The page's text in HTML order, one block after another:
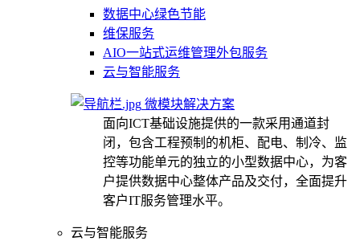
数据中心绿色节能
维保服务
AIO一站式运维管理外包服务
云与智能服务
微模块解决方案
面向ICT基础设施提供的一款采用通道封
闭，包含工程预制的机柜、配电、制冷、监
控等功能单元的独立的小型数据中心，为客
户提供数据中心整体产品及交付，全面提升
客户IT服务管理水平。
云与智能服务